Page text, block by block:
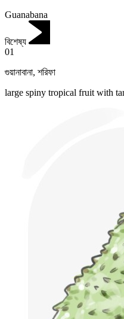
Guanabana
বিশেষ্য
01
গুয়ানাবানা, শরিফা
large spiny tropical fruit with